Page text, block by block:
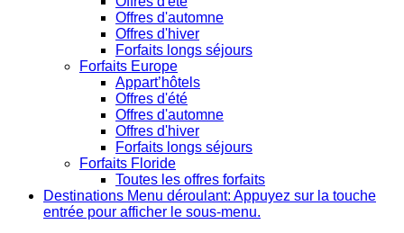
Offres d'automne
Offres d'hiver
Forfaits longs séjours
Forfaits Europe
Appart’hôtels
Offres d'été
Offres d'automne
Offres d'hiver
Forfaits longs séjours
Forfaits Floride
Toutes les offres forfaits
Destinations Menu déroulant: Appuyez sur la touche
entrée pour afficher le sous-menu.